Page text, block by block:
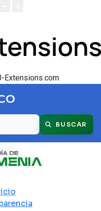
Extensions.com
BUSCAR